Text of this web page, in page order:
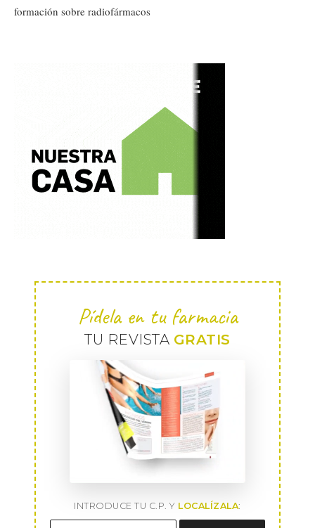
formación sobre radiofármacos
Pídela en tu farmacia
TU REVISTA GRATIS
INTRODUCE TU C.P. Y LOCALÍZALA: